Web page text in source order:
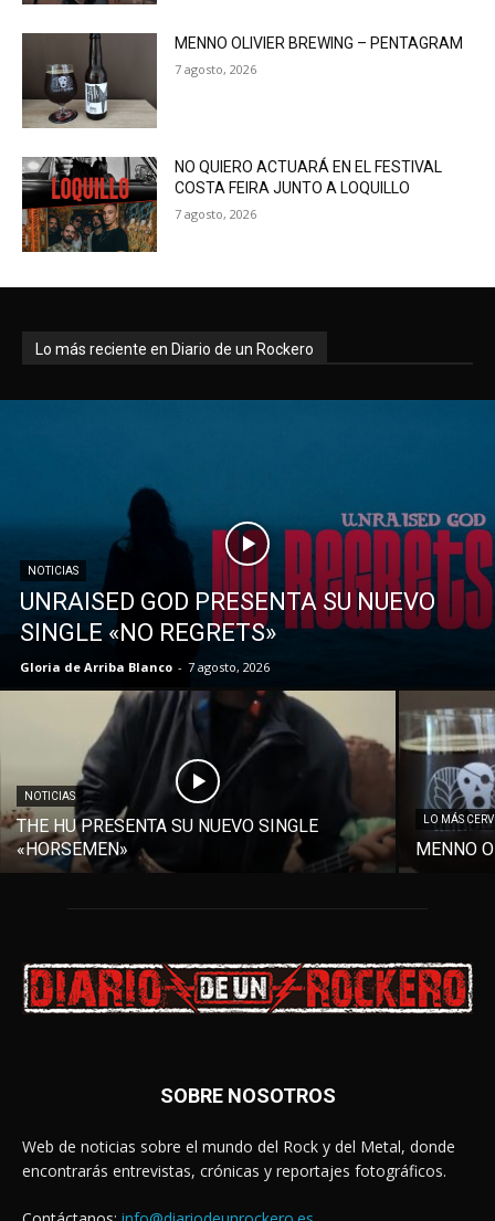
MENNO OLIVIER BREWING – PENTAGRAM
7 agosto, 2026
NO QUIERO ACTUARÁ EN EL FESTIVAL
COSTA FEIRA JUNTO A LOQUILLO
7 agosto, 2026
Lo más reciente en Diario de un Rockero
NOTICIAS
UNRAISED GOD PRESENTA SU NUEVO
SINGLE «NO REGRETS»
Gloria de Arriba Blanco - 7 agosto, 2026
NOTICIAS
THE HU PRESENTA SU NUEVO SINGLE
«HORSEMEN»
LO MÁS
MENNO
SOBRE NOSOTROS
Web de noticias sobre el mundo del Rock y del Metal, donde
encontrarás entrevistas, crónicas y reportajes fotográficos.